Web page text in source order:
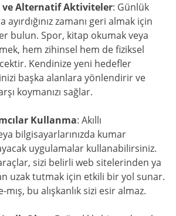
ve Alternatif Aktiviteler: Günlük
zamanı geri almak için
bulun. Spor, kitap okumak veya
hem zihinsel hem de fiziksel
Kendinize yeni hedefler
başka alanlara yönlendirir ve
koymanızı sağlar.
Kullanma: Akıllı
bilgisayarlarınızda kumar
uygulamalar kullanabilirsiniz.
sizi belirli web sitelerinden ya
uzak tutmak için etkili bir yol sunar.
bu alışkanlık sizi esir almaz.